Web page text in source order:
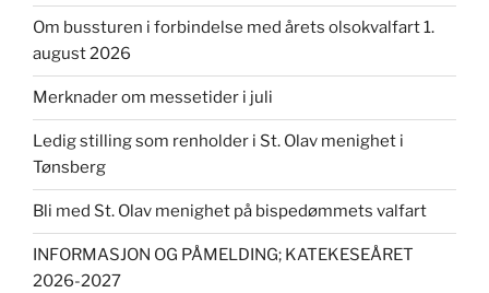
Om bussturen i forbindelse med årets olsokvalfart 1.
august 2026
Merknader om messetider i juli
Ledig stilling som renholder i St. Olav menighet i
Tønsberg
Bli med St. Olav menighet på bispedømmets valfart
INFORMASJON OG PÅMELDING; KATEKESEÅRET
2026-2027